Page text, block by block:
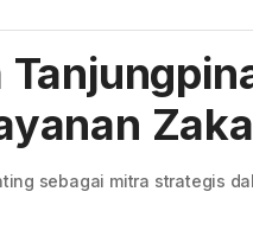
sebagai mitra strategis